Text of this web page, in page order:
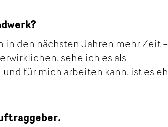
den nächsten Jahren mehr Zeit
sehe ich es als
für mich arbeiten kann, ist es